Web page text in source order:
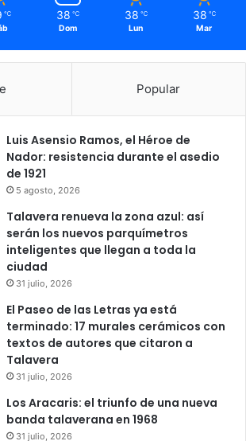
℃ 38 ℃
Dom
38 ℃
Lun
38 ℃
Mar
Popular
Luis Asensio Ramos, el Héroe de
Nador: resistencia durante el asedio
de 1921
5 agosto, 2026
Talavera renueva la zona azul: así
serán los nuevos parquímetros
inteligentes que llegan a toda la
ciudad
31 julio, 2026
El Paseo de las Letras ya está
terminado: 17 murales cerámicos con
textos de autores que citaron a
Talavera
31 julio, 2026
Los Aracaris: el triunfo de una nueva
banda talaverana en 1968
31 julio, 2026